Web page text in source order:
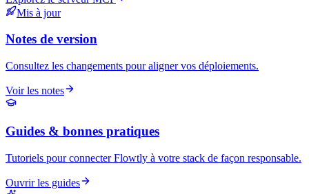
Mis à jour
Notes de version
Consultez les changements pour aligner vos déploiements.
Voir les notes
Guides & bonnes pratiques
Tutoriels pour connecter Flowtly à votre stack de façon responsable.
Ouvrir les guides